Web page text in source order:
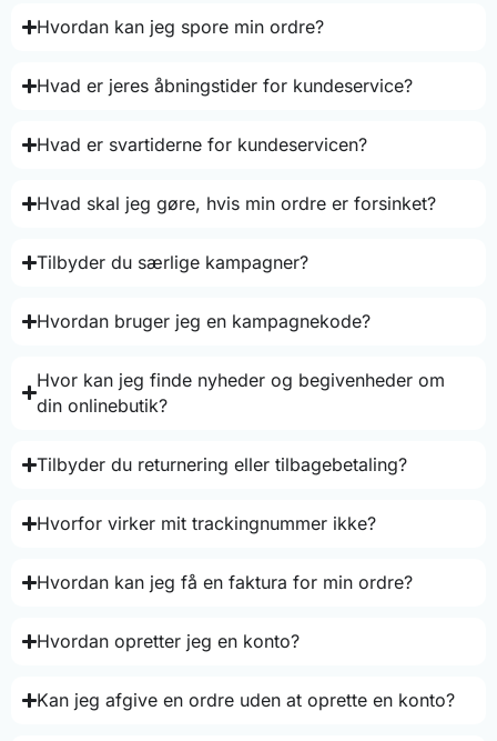
Hvordan kan jeg spore min ordre?
Hvad er jeres åbningstider for kundeservice?
Hvad er svartiderne for kundeservicen?
Hvad skal jeg gøre, hvis min ordre er forsinket?
Tilbyder du særlige kampagner?
Hvordan bruger jeg en kampagnekode?
Hvor kan jeg finde nyheder og begivenheder om
din onlinebutik?
Tilbyder du returnering eller tilbagebetaling?
Hvorfor virker mit trackingnummer ikke?
Hvordan kan jeg få en faktura for min ordre?
Hvordan opretter jeg en konto?
Kan jeg afgive en ordre uden at oprette en konto?